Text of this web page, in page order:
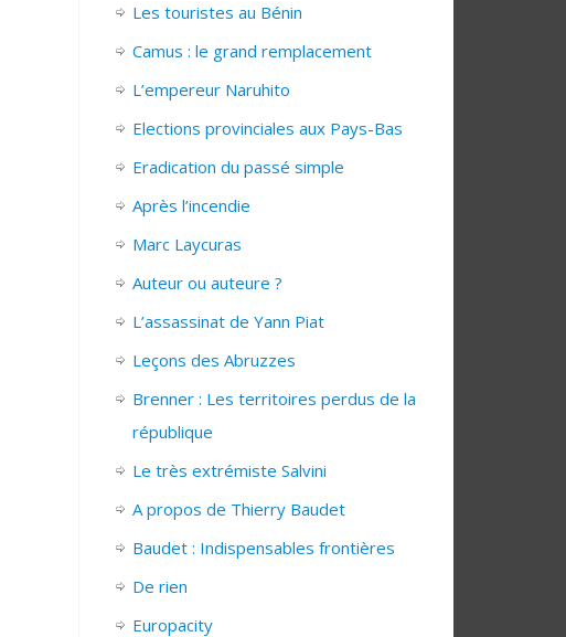
Les touristes au Bénin
Camus : le grand remplacement
L’empereur Naruhito
Elections provinciales aux Pays-Bas
Eradication du passé simple
Après l’incendie
Marc Laycuras
Auteur ou auteure ?
L’assassinat de Yann Piat
Leçons des Abruzzes
Brenner : Les territoires perdus de la
république
Le très extrémiste Salvini
A propos de Thierry Baudet
Baudet : Indispensables frontières
De rien
Europacity